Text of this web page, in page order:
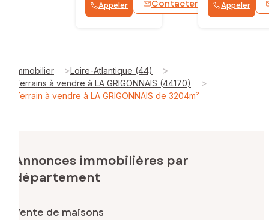
Appeler Contacter WhatsApp
Appeler
Immobilier >Loire-Atlantique (44) >
Terrains à vendre à LA GRIGONNAIS (44170) >
Terrain à vendre à LA GRIGONNAIS de 3204m²
Annonces immobilières par
département
Vente de maisons